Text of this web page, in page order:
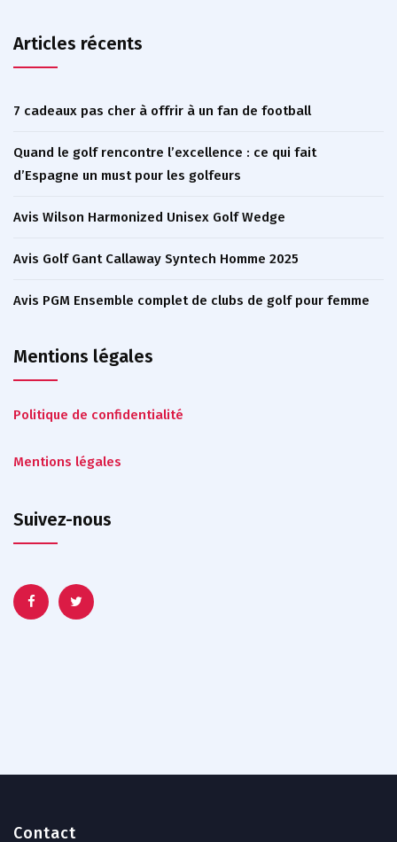
Articles récents
7 cadeaux pas cher à offrir à un fan de football
Quand le golf rencontre l’excellence : ce qui fait
d’Espagne un must pour les golfeurs
Avis Wilson Harmonized Unisex Golf Wedge
Avis Golf Gant Callaway Syntech Homme 2025
Avis PGM Ensemble complet de clubs de golf pour femme
Mentions légales
Politique de confidentialité
Mentions légales
Suivez-nous
Contact